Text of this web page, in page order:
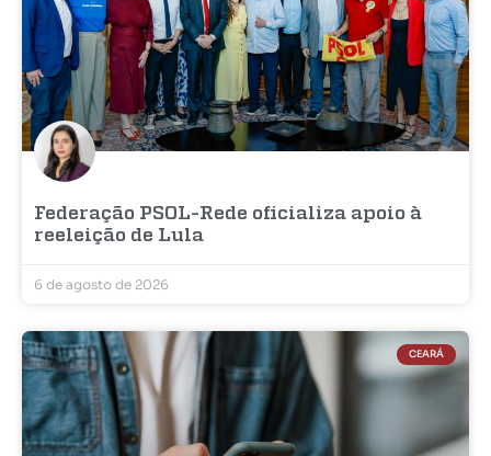
Federação PSOL-Rede oficializa apoio à
reeleição de Lula
6 de agosto de 2026
CEARÁ